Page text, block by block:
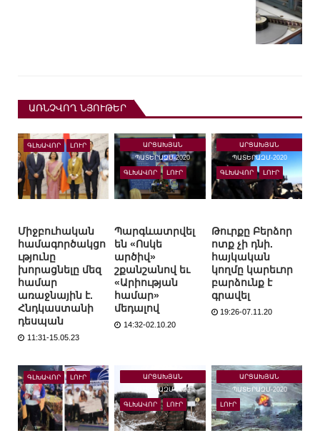
ԱՌՆՉՎՈՂ ՆՅՈՒԹԵՐ
ԳԼԽԱՎՈՐ ԼՈՒՐ
Միջբուհական
համագործակցո
ւթյունը
խորացնելը մեզ
համար
առաջնային է.
Հնդկաստանի
դեսպան
11:31-15.05.23
ԱՐՑԱԽՅԱՆ
ՊԱՏԵՐԱԶՄ-2020
ԳԼԽԱՎՈՐ ԼՈՒՐ
Պարգևատրվել
են «Ոսկե
արծիվ»
շքանշանով եւ
«Արիության
համար»
մեդալով
14:32-02.10.20
ԱՐՑԱԽՅԱՆ
ՊԱՏԵՐԱԶՄ-2020
ԳԼԽԱՎՈՐ ԼՈՒՐ
Թուրքը Բերձոր
ոտք չի դնի.
հայկական
կողմը կարեւոր
բարձունք է
գրավել
19:26-07.11.20
ԳԼԽԱՎՈՐ ԼՈՒՐ
ԱՐՑԱԽՅԱՆ
ՊԱՏԵՐԱԶՄ-2020
ԳԼԽԱՎՈՐ ԼՈՒՐ
ԱՐՑԱԽՅԱՆ
ՊԱՏԵՐԱԶՄ-2020
ԼՈՒՐ